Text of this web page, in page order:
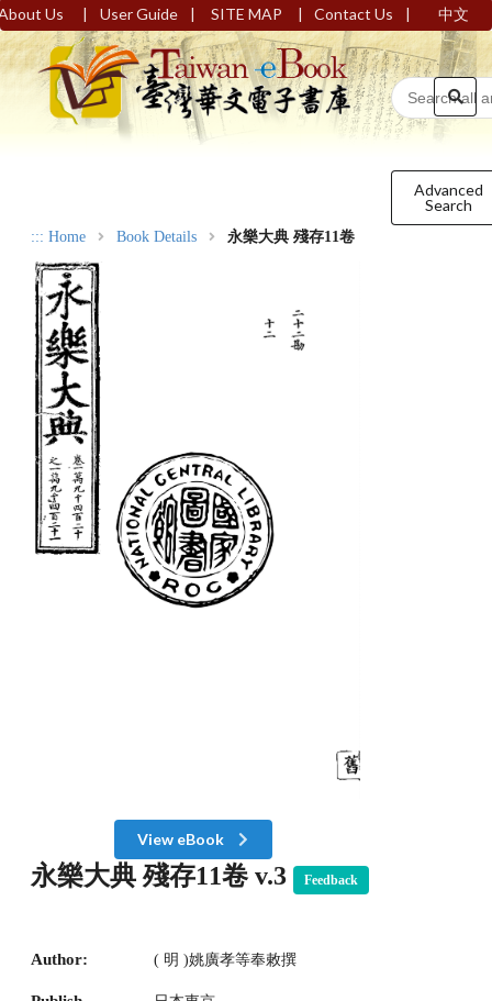
Us | User Guide | SITE MAP | Contact Us | 中文
Advanced
Search
::: Home Book Details 永樂大典 殘存11卷
View eBook
永樂大典 殘存11卷 v.3 Feedback
Author: ( 明 )姚廣孝等奉敕撰